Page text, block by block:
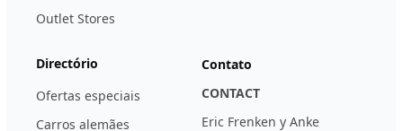
Outlet Stores
Directório
Ofertas especiais
Carros alemães
Contato
CONTACT
Eric Frenken y Anke